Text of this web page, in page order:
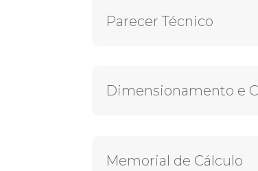
Parecer Técnico
Dimensionamento e
Memorial de Cálculo